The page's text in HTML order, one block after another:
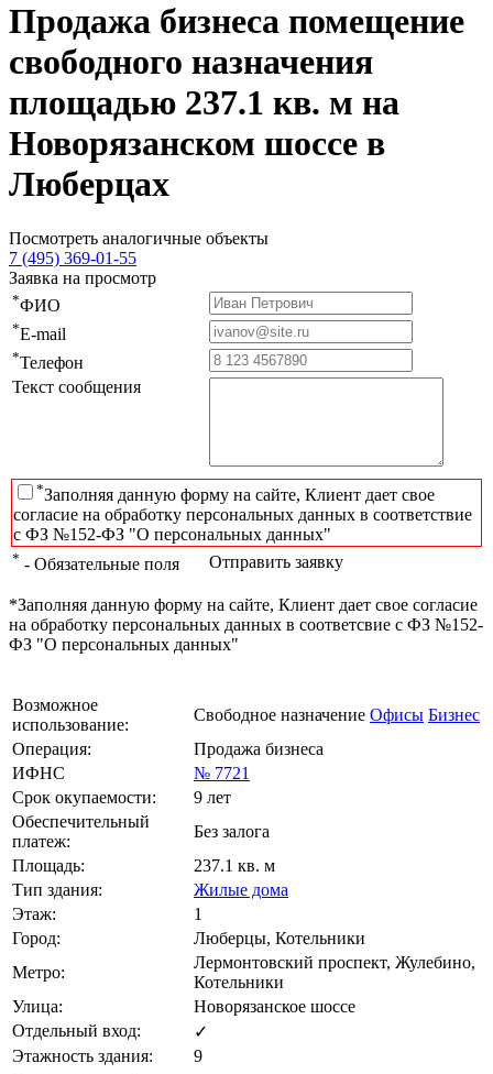
Продажа бизнеса помещение
свободного назначения
площадью 237.1 кв. м на
Новорязанском шоссе в
Люберцах
Посмотреть аналогичные объекты
7 (495) 369-01-55
Заявка на просмотр
*ФИО
*E-mail
*Телефон
Текст сообщения
*Заполняя данную форму на сайте, Клиент дает свое
согласие на обработку персональных данных в соответствие
с ФЗ №152-ФЗ "О персональных данных"
* - Обязательные поля Отправить заявку
*Заполняя данную форму на сайте, Клиент дает свое согласие
на обработку персональных данных в соответсвие с ФЗ №152-
ФЗ "О персональных данных"
Возможное
использование:
Свободное назначение Офисы Бизнес
Операция:
Продажа бизнеса
ИФНС
№ 7721
Срок окупаемости:
9 лет
Обеспечительный
платеж:
Без залога
Площадь:
237.1 кв. м
Тип здания:
Жилые дома
Этаж:
1
Город:
Люберцы, Котельники
Метро:
Лермонтовский проспект, Жулебино,
Котельники
Улица:
Новорязанское шоссе
Отдельный вход:
✓
Этажность здания:
9